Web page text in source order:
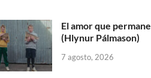
El amor que
(Hlynur Pálmason)
7 agosto, 2026